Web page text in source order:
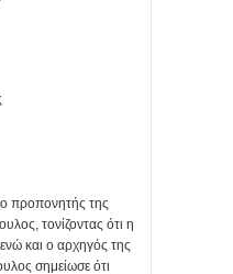
προπονητής της
τονίζοντας ότι η
και ο αρχηγός της
σημείωσε ότι